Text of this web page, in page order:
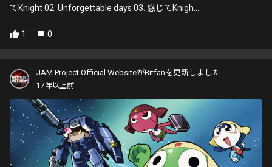
てKnight 02. Unforgettable days 03. 感じてKnigh...
1 0
JAM Project Official WebsiteがBitfanを更新しました
17年以上前